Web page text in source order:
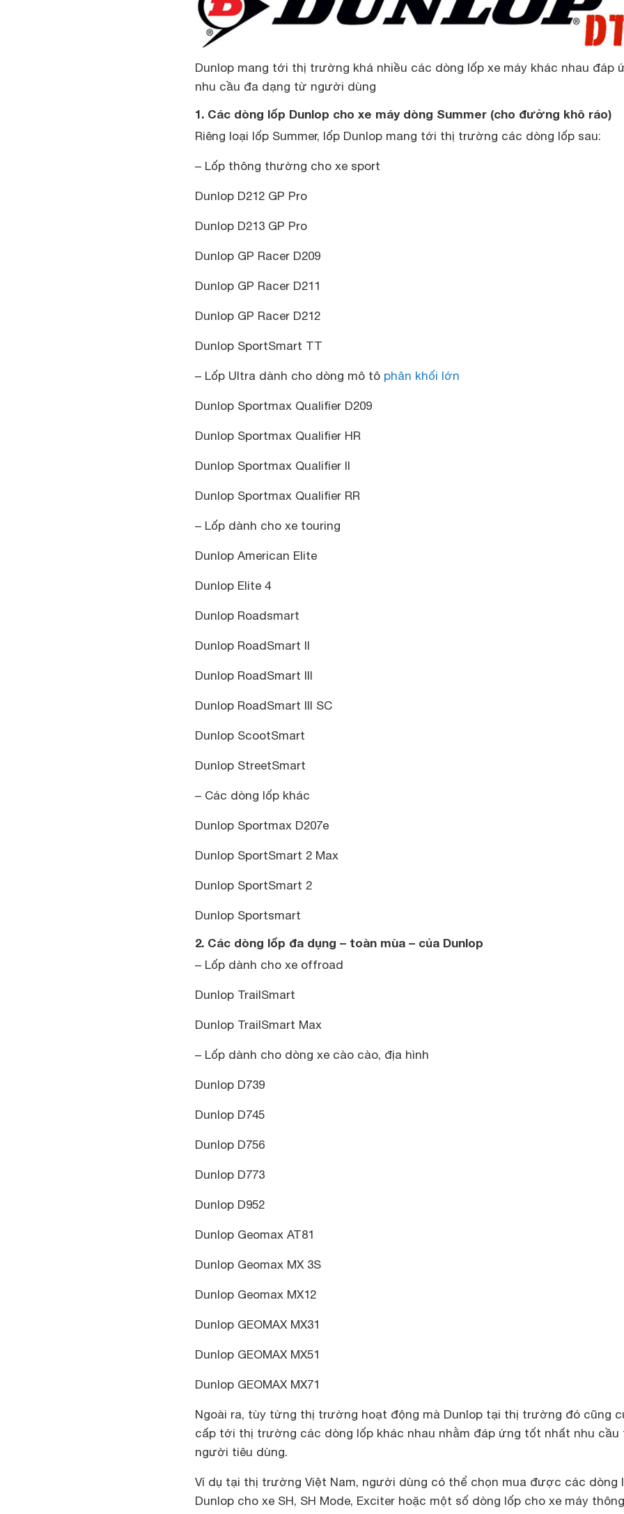
Dunlop mang tới thị trường khá nhiều các dòng lốp xe máy khác nhau đáp
nhu cầu đa dạng từ người dùng
1. Các dòng lốp Dunlop cho xe máy dòng Summer (cho đường khô ráo)
Riêng loại lốp Summer, lốp Dunlop mang tới thị trường các dòng lốp sau:
– Lốp thông thường cho xe sport
Dunlop D212 GP Pro
Dunlop D213 GP Pro
Dunlop GP Racer D209
Dunlop GP Racer D211
Dunlop GP Racer D212
Dunlop SportSmart TT
– Lốp Ultra dành cho dòng mô tô phân khối lớn
Dunlop Sportmax Qualifier D209
Dunlop Sportmax Qualifier HR
Dunlop Sportmax Qualifier II
Dunlop Sportmax Qualifier RR
– Lốp dành cho xe touring
Dunlop American Elite
Dunlop Elite 4
Dunlop Roadsmart
Dunlop RoadSmart II
Dunlop RoadSmart III
Dunlop RoadSmart III SC
Dunlop ScootSmart
Dunlop StreetSmart
– Các dòng lốp khác
Dunlop Sportmax D207e
Dunlop SportSmart 2 Max
Dunlop SportSmart 2
Dunlop Sportsmart
2. Các dòng lốp đa dụng – toàn mùa – của Dunlop
– Lốp dành cho xe offroad
Dunlop TrailSmart
Dunlop TrailSmart Max
– Lốp dành cho dòng xe cào cào, địa hình
Dunlop D739
Dunlop D745
Dunlop D756
Dunlop D773
Dunlop D952
Dunlop Geomax AT81
Dunlop Geomax MX 3S
Dunlop Geomax MX12
Dunlop GEOMAX MX31
Dunlop GEOMAX MX51
Dunlop GEOMAX MX71
Ngoài ra, tùy từng thị trường hoạt động mà Dunlop tại thị trường đó cũng
cấp tới thị trường các dòng lốp khác nhau nhằm đáp ứng tốt nhất nhu cầu
người tiêu dùng.
Ví dụ tại thị trường Việt Nam, người dùng có thể chọn mua được các dòng
Dunlop cho xe SH, SH Mode, Exciter hoặc một số dòng lốp cho xe máy thông